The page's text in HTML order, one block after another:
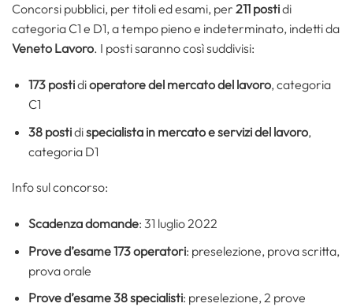
Concorsi pubblici, per titoli ed esami, per 211 postidi
categoria C1 e D1, a tempo pieno e indeterminato, indetti da
Veneto Lavoro. I posti saranno così suddivisi:
173 postidioperatore del mercato del lavoro, categoria
C1
38 postidispecialista in mercato e servizi del lavoro,
categoria D1
Info sul concorso:
Scadenza domande: 31 luglio 2022
Prove d’esame 173 operatori: preselezione, prova scritta,
prova orale
Prove d’esame 38 specialisti: preselezione, 2 prove